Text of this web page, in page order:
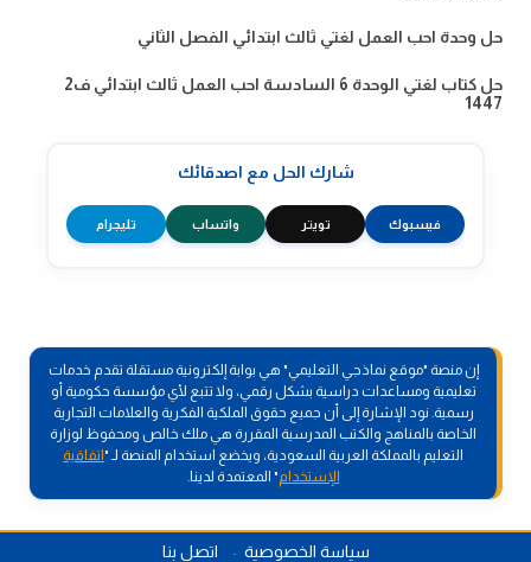
حل وحدة احب العمل لغتي ثالث ابتدائي الفصل الثاني
حل كتاب لغتي الوحدة 6 السادسة احب العمل ثالث ابتدائي ف2
1447
شارك الحل مع اصدقائك
فيسبوك تويتر واتساب تليجرام
إن منصة "موقع نماذجي التعليمي" هي بوابة إلكترونية مستقلة تقدم خدمات
تعليمية ومساعدات دراسية بشكل رقمي، ولا تتبع لأي مؤسسة حكومية أو
رسمية. نود الإشارة إلى أن جميع حقوق الملكية الفكرية والعلامات التجارية
الخاصة بالمناهج والكتب المدرسية المقررة هي ملك خالص ومحفوظ لوزارة
التعليم بالمملكة العربية السعودية، ويخضع استخدام المنصة لـ "اتفاقية
الإستخدام " المعتمدة لدينا.
سياسة الخصوصية اتصل بنا